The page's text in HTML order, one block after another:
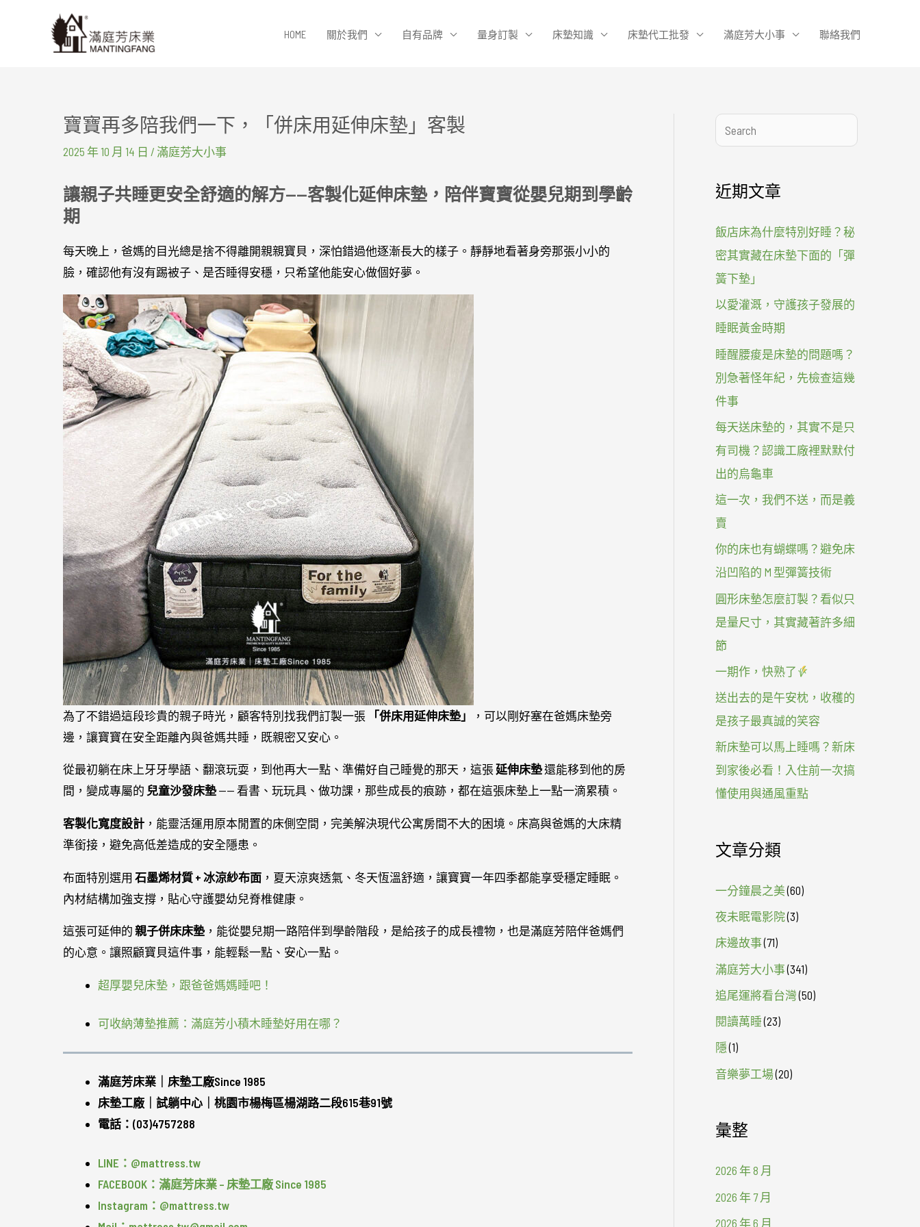
HOME 關於我們 自有品牌 量身訂製 床墊知識 床墊代工批發 滿庭芳大小事 聯絡我們
寶寶再多陪我們一下，「併床用延伸床墊」客製
2025 年 10 月 14 日 / 滿庭芳大小事
讓親子共睡更安全舒適的解方——客製化延伸床墊，陪伴寶寶從嬰兒期到學齡
期
每天晚上，爸媽的目光總是捨不得離開親親寶貝，深怕錯過他逐漸長大的樣子。靜靜地看著身旁那張小小的
臉，確認他有沒有踢被子、是否睡得安穩，只希望他能安心做個好夢。
為了不錯過這段珍貴的親子時光，顧客特別找我們訂製一張 「併床用延伸床墊」
，可以剛好塞在爸媽床墊旁
邊，讓寶寶在安全距離內與爸媽共睡，既親密又安心。
從最初躺在床上牙牙學語、翻滾玩耍，到他再大一點、準備好自己睡覺的那天，這張延伸床墊還能移到他的房
間，變成專屬的 兒童沙發床墊 —— 看書、玩玩具、做功課，那些成長的痕跡，都在這張床墊上一點一滴累積。
客製化寬度設計 ，能靈活運用原本閒置的床側空間，完美解決現代公寓房間不大的困境。床高與爸媽的大床精
準銜接，避免高低差造成的安全隱患。
布面特別選用 石墨烯材質 + 冰涼紗布面 ，夏天涼爽透氣、冬天恆溫舒適，讓寶寶一年四季都能享受穩定睡眠。
內材結構加強支撐，貼心守護嬰幼兒脊椎健康。
這張可延伸的 親子併床床墊 ，能從嬰兒期一路陪伴到學齡階段，是給孩子的成長禮物，也是滿庭芳陪伴爸媽們
的心意。讓照顧寶貝這件事，能輕鬆一點、安心一點。
超厚嬰兒床墊，跟爸爸媽媽睡吧！
可收納薄墊推薦：滿庭芳小積木睡墊好用在哪？
滿庭芳床業｜床墊工廠Since 1985
床墊工廠｜試躺中心｜桃園市楊梅區楊湖路二段615巷91號
電話：(03)4757288
LINE：@mattress.tw
FACEBOOK：滿庭芳床業 – 床墊工廠 Since 1985
Instagram：@mattress.tw
搜
尋
近期文章
飯店床為什麼特別好睡？秘
密其實藏在床墊下面的「彈
簧下墊」
以愛灌溉，守護孩子發展的
睡眠黃金時期
睡醒腰痠是床墊的問題嗎？
別急著怪年紀，先檢查這幾
件事
每天送床墊的，其實不是只
有司機？認識工廠裡默默付
出的烏龜車
這一次，我們不送，而是義
賣
你的床也有蝴蝶嗎？避免床
沿凹陷的 M 型彈簧技術
圓形床墊怎麼訂製？看似只
是量尺寸，其實藏著許多細
節
一期作，快熟了
送出去的是午安枕，收穫的
是孩子最真誠的笑容
新床墊可以馬上睡嗎？新床
到家後必看！入住前一次搞
懂使用與通風重點
文章分類
一分鐘晨之美(60)
夜未眠電影院(3)
床邊故事(71)
滿庭芳大小事(341)
追尾運將看台灣(50)
閱讀萬睡(23)
隱(1)
音樂夢工場(20)
彙整
2026 年 8 月
2026 年 7 月
2026 年 6 月